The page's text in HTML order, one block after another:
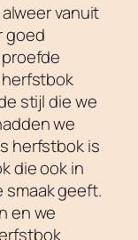
vanuit
goed
herfstbok
stijl die we
we
herfstbok is
die ook in
smaak geeft.
en we